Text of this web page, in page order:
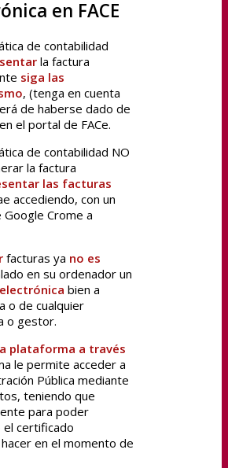
en FACE
de contabilidad
la factura
siga las
, (tenga en cuenta
de haberse dado de
el portal de FACe.
de contabilidad NO
la factura
las facturas
accediendo, con un
Crome a
facturas ya no es
en su ordenador un
bien a
o de cualquier
o gestor.
plataforma a través
le permite acceder a
Pública mediante
teniendo que
para poder
el certificado
en el momento de